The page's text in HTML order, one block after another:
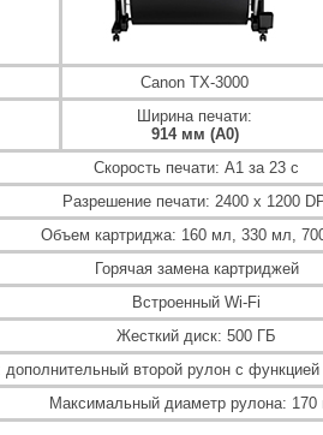
Canon TX-3000
Ширина печати:
914 мм (А0)
Скорость печати: A1 за 23 с
Разрешение печати: 2400 x 1200
Объем картриджа: 160 мл, 330 мл,
Горячая замена картриджей
Встроенный Wi-Fi
Жесткий диск: 500 ГБ
второй рулон с функцией
Максимальный диаметр рулона: